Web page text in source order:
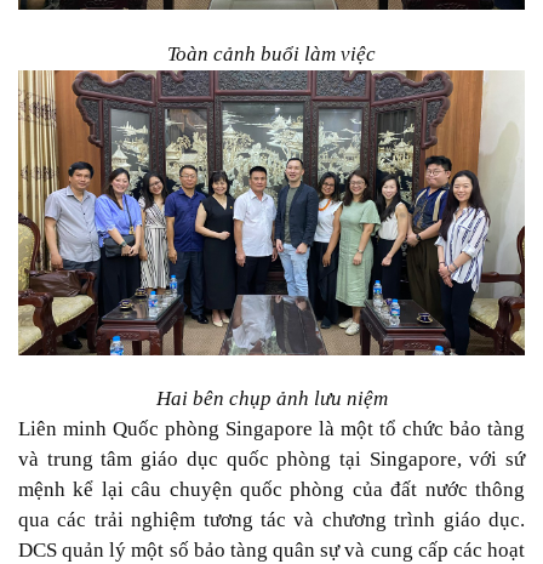
Toàn cảnh buổi làm việc
Hai bên chụp ảnh lưu niệm
Liên minh Quốc phòng Singapore là một tổ chức bảo tàng
và trung tâm giáo dục quốc phòng tại Singapore, với sứ
mệnh kể lại câu chuyện quốc phòng của đất nước thông
qua các trải nghiệm tương tác và chương trình giáo dục.
DCS quản lý một số bảo tàng quân sự và cung cấp các hoạt